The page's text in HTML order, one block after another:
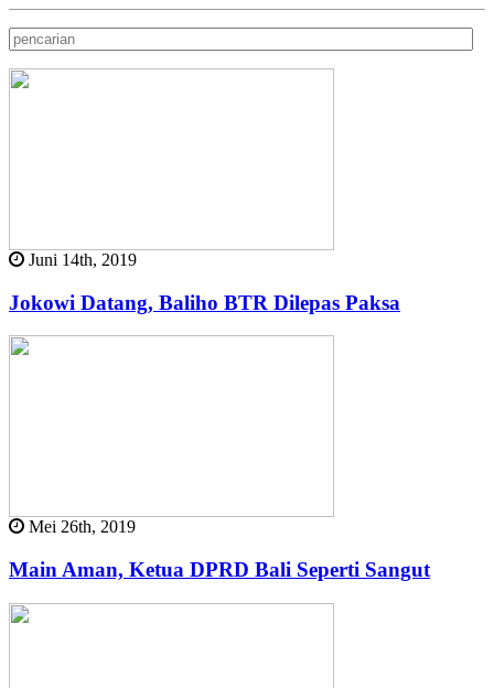
Juni 14th, 2019
Jokowi Datang, Baliho BTR Dilepas Paksa
Mei 26th, 2019
Main Aman, Ketua DPRD Bali Seperti Sangut